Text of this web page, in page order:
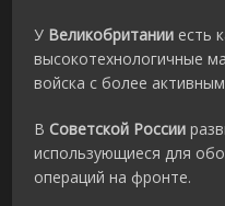
У Великобритании есть
высокотехнологичные
войска с более
В Советской России
использующиеся для
операций на фронте.